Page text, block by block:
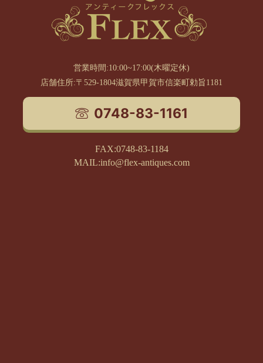
営業時間:10:00~17:00(木曜定休)
店舗住所:〒529-1804滋賀県甲賀市信楽町勅旨1181
0748-83-1161
FAX:0748-83-1184
MAIL:info@flex-antiques.com